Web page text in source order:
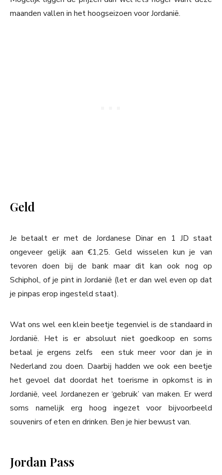
maanden vallen in het hoogseizoen voor Jordanië.
Geld
Je betaalt er met de Jordanese Dinar en 1 JD staat
ongeveer gelijk aan €1,25. Geld wisselen kun je van
tevoren doen bij de bank maar dit kan ook nog op
Schiphol, of je pint in Jordanië (let er dan wel even op dat
je pinpas erop ingesteld staat).
Wat ons wel een klein beetje tegenviel is de standaard in
Jordanië. Het is er absoluut niet goedkoop en soms
betaal je ergens zelfs een stuk meer voor dan je in
Nederland zou doen. Daarbij hadden we ook een beetje
het gevoel dat doordat het toerisme in opkomst is in
Jordanië, veel Jordanezen er ‘gebruik’ van maken. Er werd
soms namelijk erg hoog ingezet voor bijvoorbeeld
souvenirs of eten en drinken. Ben je hier bewust van.
Jordan Pass